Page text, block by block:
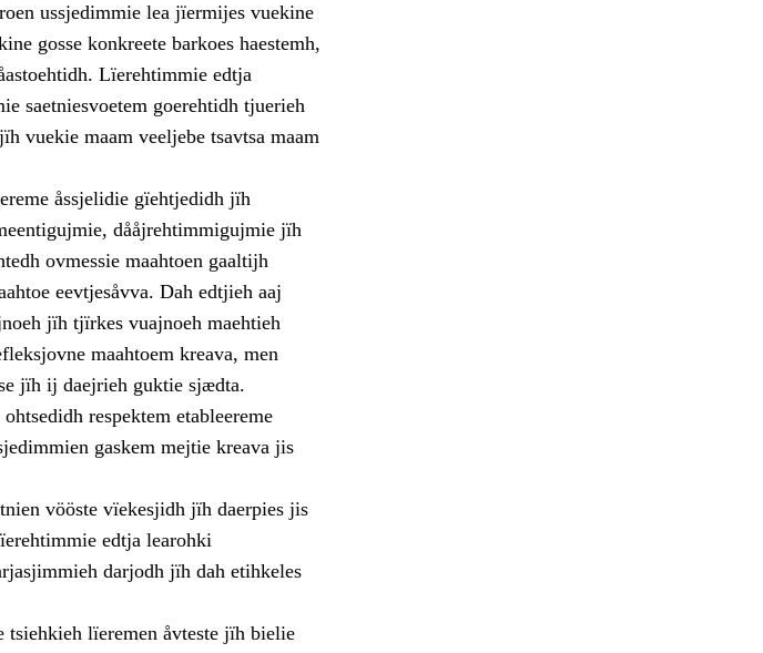
ussjedimmie lea jïermijes vuekine
gosse konkreete barkoes haestemh,
Lïerehtimmie edtja
saetniesvoetem goerehtidh tjuerieh
vuekie maam veeljebe tsavtsa maam
åssjelidie gïehtjedidh jïh
dååjrehtimmigujmie jïh
ovmessie maahtoen gaaltijh
eevtjesåvva. Dah edtjieh aaj
jïh tjïrkes vuajnoeh maehtieh
maahtoem kreava, men
jïh ij daejrieh guktie sjædta.
respektem etableereme
gaskem mejtie kreava jis
vööste vïekesjidh jïh daerpies jis
edtja learohki
darjodh jïh dah etihkeles
tsiehkieh lïeremen åvteste jïh bielie